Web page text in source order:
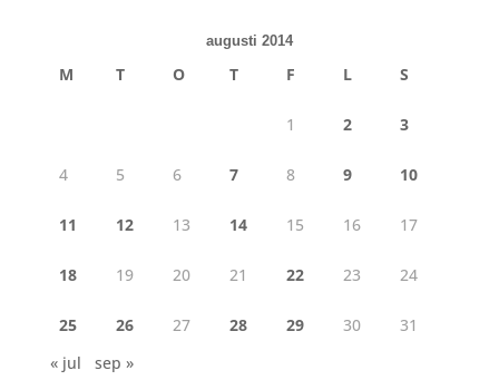
augusti 2014
M T O T F L S
1 2 3
4 5 6 7 8 9 10
11 12 13 14 15 16 17
18 19 20 21 22 23 24
25 26 27 28 29 30
31
« jul
sep »